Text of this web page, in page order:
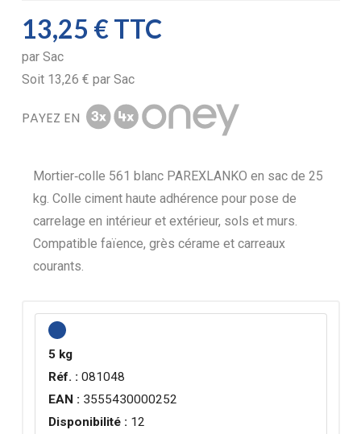
13,25 €TTC
par Sac
Soit 13,26 € par Sac
PAYEZ EN
Mortier‑colle 561 blanc PAREXLANKO en sac de 25
kg. Colle ciment haute adhérence pour pose de
carrelage en intérieur et extérieur, sols et murs.
Compatible faïence, grès cérame et carreaux
courants.
5 kg
Réf. : 081048
EAN : 3555430000252
Disponibilité : 12